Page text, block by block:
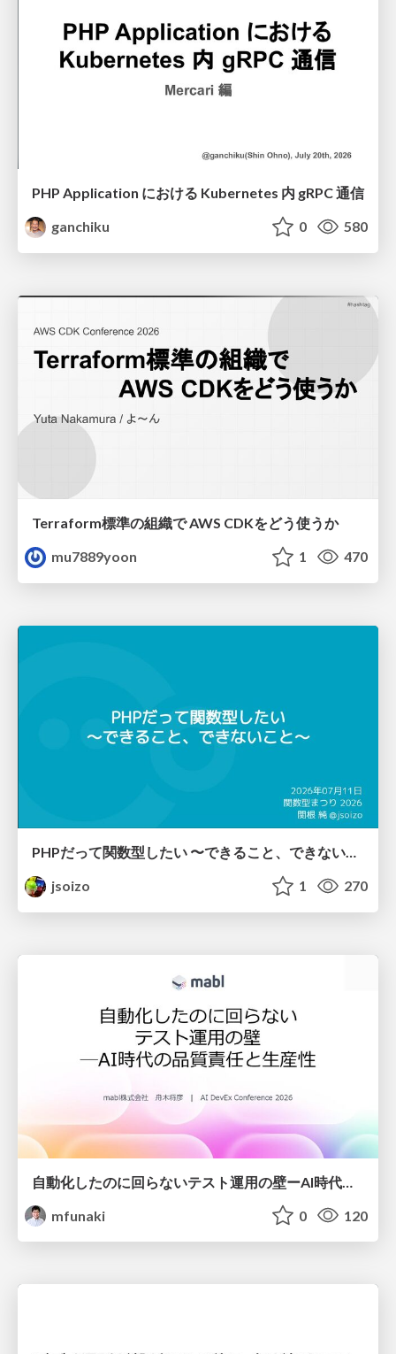
PHP Application における Kubernetes 内 gRPC 通信
ganchiku
0 580
Terraform標準の組織で AWS CDKをどう使うか
mu7889yoon
1 470
PHPだって関数型したい 〜できること、できないこと〜 / fp-in-php
jsoizo
1 270
mfunaki
0 120